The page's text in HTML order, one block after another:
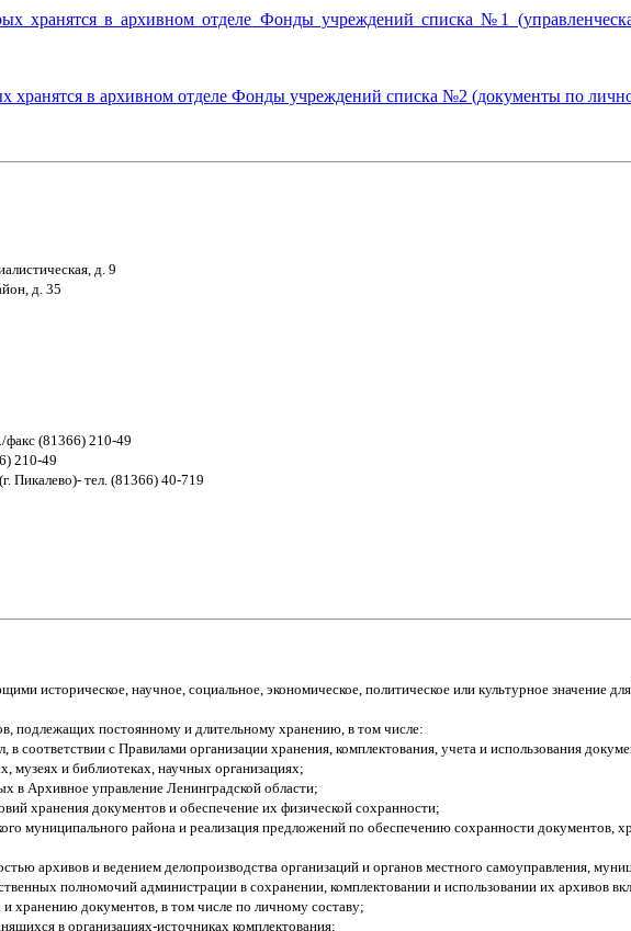
хранятся в архивном отделе Фонды учреждений списка №1
хранятся в архивном отделе Фонды учреждений списка №2 (документы по
д. 9
д. 35
факс (81366) 210-49
210-49
Пикалево)- тел. (81366) 40-719
историческое, научное, социальное, экономическое, политическое или культурное значение
подлежащих постоянному и длительному хранению, в том числе:
соответствии с Правилами организации хранения, комплектования, учета и использования
музеях и библиотеках, научных организациях;
в Архивное управление Ленинградской области;
хранения документов и обеспечение их физической сохранности;
муниципального района и реализация предложений по обеспечению сохранности документов,
архивов и ведением делопроизводства организаций и органов местного самоуправления,
полномочий администрации в сохранении, комплектовании и использовании их архивов
хранению документов, в том числе по личному составу;
в организациях-источниках комплектования;